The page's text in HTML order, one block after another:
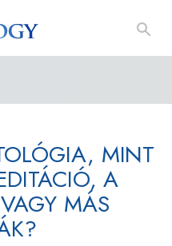
MINT
A
MÁS